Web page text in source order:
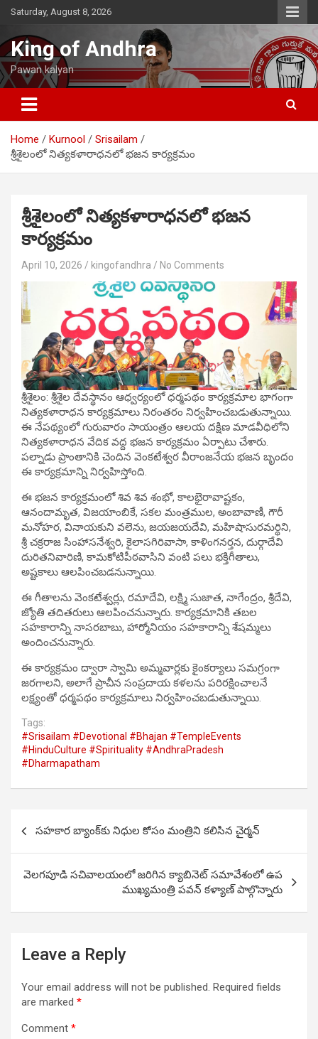
Skip
content
Saturday, August 8, 2026
King of Andhra
Pawan kalyan
Home Kurnool
Srisailam
శ్రీశైలంలో నిత్యకళారాధనలో భజన కార్యక్రమం
శ్రీశైలంలో నిత్యకళారాధనలో భజన
కార్యక్రమం
April 10, 2026 kingofandhra No Comments
శ్రీశైలం: శ్రీశైల దేవస్థానం ఆధ్వర్యంలో ధర్మపథం కార్యక్రమాల భాగంగా
నిత్యకళారాధన కార్యక్రమాలు నిరంతరం నిర్వహించబడుతున్నాయి.
ఈ నేపథ్యంలో గురువారం సాయంత్రం ఆలయ దక్షిణ మాడవీధిలోని
నిత్యకళారాధన వేదిక వద్ద భజన కార్యక్రమం ఏర్పాటు చేశారు.
పల్నాడు ప్రాంతానికి చెందిన వెంకటేశ్వర వీరాంజనేయ భజన బృందం
ఈ కార్యక్రమాన్ని నిర్వహిస్తోంది.
ఈ భజన కార్యక్రమంలో శివ శివ శంభో, కాలభైరావాష్టకం,
ఆనందామృత, విజయాంబికే, సకల మంత్రముల, అంబావాణీ, గౌరీ
మనోహర, వినాయకుని వలెను, జయజయదేవి, మహిషాసురమర్థిని,
శ్రీ చక్రరాజ సింహాసనేశ్వరి, కైలాసగిరివాసా, కాళింగనర్తన, దుర్గాదేవి
దురితనివారిణి, కామకోటిపీఠవాసిని వంటి పలు భక్తిగీతాలు,
అష్టకాలు ఆలపించబడనున్నాయి.
ఈ గీతాలను వెంకటేశ్వర్లు, రమాదేవి, లక్ష్మి సుజాత, నాగేంద్రం, శ్రీదేవి,
జ్యోతి తదితరులు ఆలపించనున్నారు. కార్యక్రమానికి తబల
సహకారాన్ని నాసరబాబు, హార్మోనియం సహకారాన్ని శేషమ్మలు
అందించనున్నారు.
ఈ కార్యక్రమం ద్వారా స్వామి అమ్మవార్లకు కైంకర్యాలు సమగ్రంగా
జరగాలని, అలాగే ప్రాచీన సంప్రదాయ కళలను పరిరక్షించాలనే
లక్ష్యంతో ధర్మపథం కార్యక్రమాలు నిర్వహించబడుతున్నాయి.
Tags:
#Srisailam #Devotional #Bhajan #TempleEvents
#HinduCulture #Spirituality #AndhraPradesh
#Dharmapatham
navigation
సహకార బ్యాంక్‌కు నిధుల కోసం మంత్రిని కలిసిన చైర్మన్
వెలగపూడి సచివాలయంలో జరిగిన క్యాబినెట్ సమావేశంలో ఉప
ముఖ్యమంత్రి పవన్ కళ్యాణ్ పాల్గొన్నారు
Leave a Reply
Your email address will not be published. Required fields
are marked *
Comment *